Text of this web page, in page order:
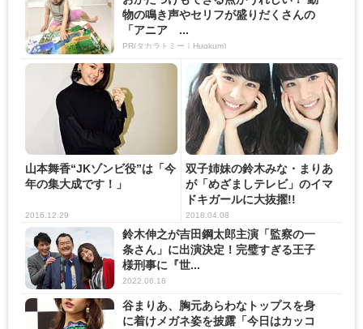
物の鳴き声やセリフが盛りだくさんの
「アニア ...
PR(タカラトミー｜Hugkum)
山本舞香“JKゾンビ役”は「今
年の集大成です！」
2016.12.29
双子姉妹の鈴木みな・まりあ
が「めざましテレビ」のイマ
ドキガールに大抜擢!!
2018.04.08
鈴木伸之が吉田鋼太郎主演「監察の一
条さん」に出演決定！完璧すぎる王子
様刑事に『世...
2022.06.18
谷まりあ、胸元あらわなトップスを身
に着けメガネ姿を披露「今日はカッコ